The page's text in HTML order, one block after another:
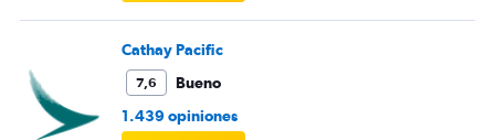
Cathay Pacific
7,6
Bueno
1.439 opiniones